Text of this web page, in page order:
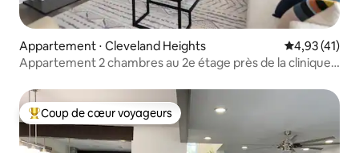
Appartement ⋅ Cleveland Heights Évaluation
4,93 (41)
Appartement 2 chambres au 2e étage près de la clinique,
Coups de cœur voyageurs les plus appréciés
Coup de cœur voyageurs